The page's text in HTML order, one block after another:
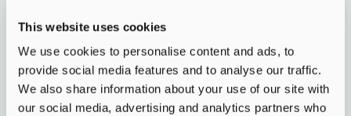
This website uses cookies
We use cookies to personalise content and ads, to
provide social media features and to analyse our traffic.
We also share information about your use of our site with
our social media, advertising and analytics partners who
Waar kinderen leren, spelen, zich